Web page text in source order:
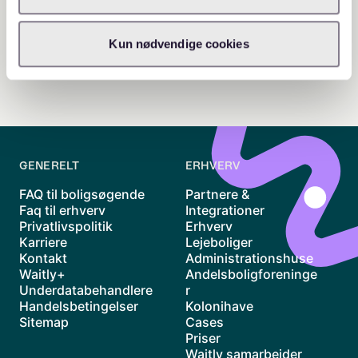
Kun nødvendige cookies
GENERELT
FAQ til boligsøgende
Faq til erhverv
Privatlivspolitik
Karriere
Kontakt
Waitly+
Underdatabehandlere
Handelsbetingelser
Sitemap
ERHVERV
Partnere &
Integrationer
Erhverv
Lejeboliger
Administrationshuse
Andelsboligforeninge
r
Kolonihave
Cases
Priser
Waitly samarbejder